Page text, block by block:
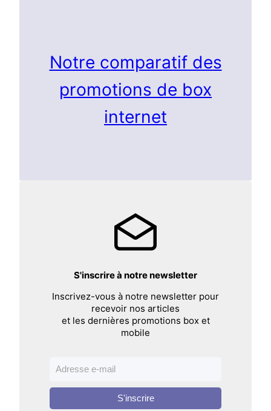
Notre comparatif des
promotions de box
internet
S'inscrire à notre newsletter
Inscrivez-vous à notre newsletter pour
recevoir nos articles
et les dernières promotions box et
mobile
S'inscrire